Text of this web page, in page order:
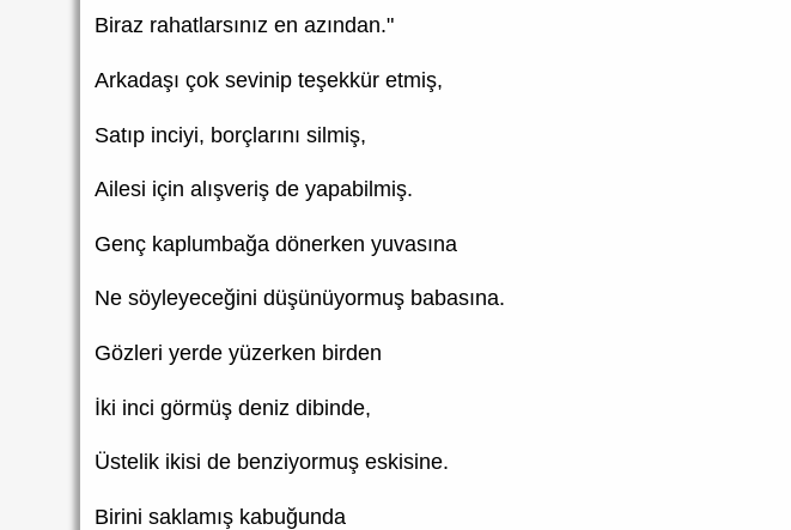
Biraz rahatlarsınız en azından."
Arkadaşı çok sevinip teşekkür etmiş,
Satıp inciyi, borçlarını silmiş,
Ailesi için alışveriş de yapabilmiş.
Genç kaplumbağa dönerken yuvasına
Ne söyleyeceğini düşünüyormuş babasına.
Gözleri yerde yüzerken birden
İki inci görmüş deniz dibinde,
Üstelik ikisi de benziyormuş eskisine.
Birini saklamış kabuğunda